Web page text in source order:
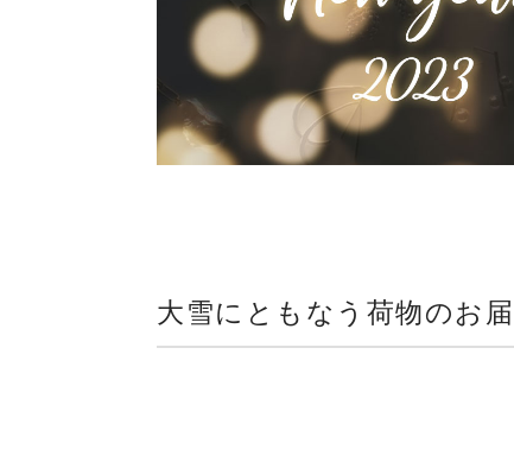
大雪にともなう荷物のお